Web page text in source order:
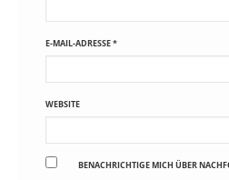
E-MAIL-ADRESSE*
WEBSITE
BENACHRICHTIGE MICH ÜBER